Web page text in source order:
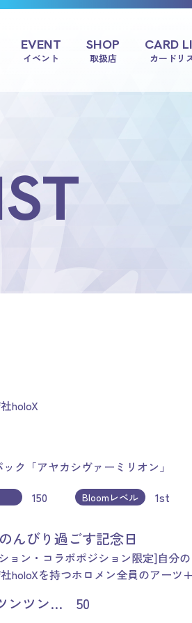
EVENT
イベント
SHOP
取扱店
CARD
カードリ
holoX
ク「アヤカシヴァーミリオン」
150 Bloomレベル 1st
のんびり過ごす記念日
ョン・コラボポジション限定]自分
holoXを持つホロメン全員のアーツ
ンツン… 50